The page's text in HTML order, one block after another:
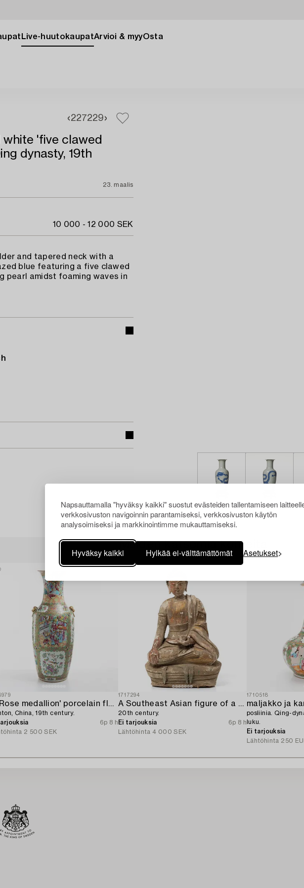
Napsauttamalla "hyväksy kaikki" suostut evästeiden tallentamiseen
verkkosivuston navigoinnin parantamiseksi, verkkosivuston käytön
analysoimiseksi ja markkinointimme mukauttamiseksi.
Hyväksy kaikki Hylkää ei-välttämättömät Asetukset
Live-huutokaupatArvioi & myyOsta
227229
'five clawed
dynasty, 19th
23. maalis
10 000 - 12 000 SEK
and tapered neck with a
blue featuring a five clawed
pearl amidst foaming waves in
Muiden katsomia kohteita
A 'Rose medallion' porcelain floorvase,
China, 19th century.
6p 8 h
2 500 SEK
1717294
A Southeast Asian figure of a Buddha,
20th century.
Ei tarjouksia
6p 8 h
Lähtöhinta 4 000 SEK
1710518
maljakko ja
posliinia. Qing-
luku.
Ei tarjouksia
Lähtöhinta 250